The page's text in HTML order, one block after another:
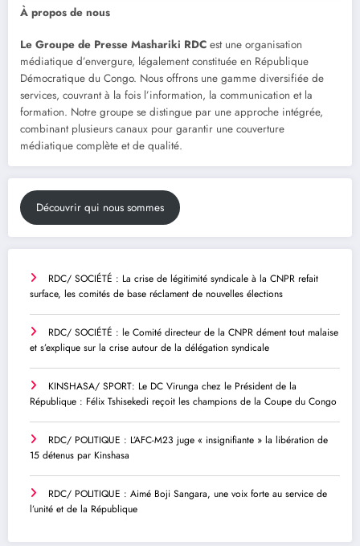
À propos de nous
Le Groupe de Presse Mashariki RDC est une organisation
médiatique d’envergure, légalement constituée en République
Démocratique du Congo. Nous offrons une gamme diversifiée de
services, couvrant à la fois l’information, la communication et la
formation. Notre groupe se distingue par une approche intégrée,
combinant plusieurs canaux pour garantir une couverture
médiatique complète et de qualité.
Découvrir qui nous sommes
RDC/ SOCIÉTÉ : La crise de légitimité syndicale à la CNPR refait
surface, les comités de base réclament de nouvelles élections
RDC/ SOCIÉTÉ : le Comité directeur de la CNPR dément tout malaise
et s’explique sur la crise autour de la délégation syndicale
KINSHASA/ SPORT: Le DC Virunga chez le Président de la
République : Félix Tshisekedi reçoit les champions de la Coupe du Congo
RDC/ POLITIQUE : L’AFC-M23 juge « insignifiante » la libération de
15 détenus par Kinshasa
RDC/ POLITIQUE : Aimé Boji Sangara, une voix forte au service de
l’unité et de la République